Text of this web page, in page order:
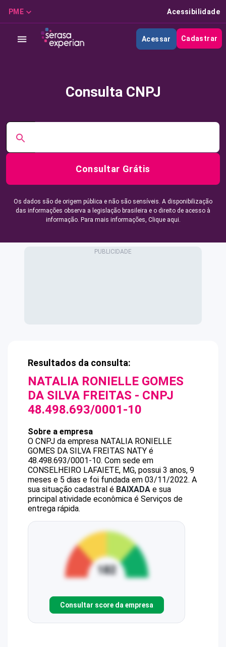
PME Acessibilidade
Acessar Cadastrar
Consulta CNPJ
Consultar Grátis
Os dados são de origem pública e não são sensíveis. A disponibilização
das informações observa a legislação brasileira e o direito de acesso à
informação. Para mais informações, Clique aqui.
Resultados da consulta:
NATALIA RONIELLE GOMES
DA SILVA FREITAS - CNPJ
48.498.693/0001-10
Sobre a empresa
O CNPJ da empresa NATALIA RONIELLE
GOMES DA SILVA FREITAS NATY é
48.498.693/0001-10. Com sede em
CONSELHEIRO LAFAIETE, MG, possui 3 anos, 9
meses e 5 dias e foi fundada em 03/11/2022. A
sua situação cadastral é BAIXADA e sua
principal atividade econômica é Serviços de
entrega rápida.
Consultar score da empresa